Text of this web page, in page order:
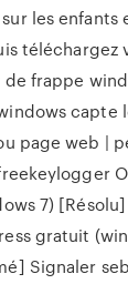
les enfants
téléchargez
frappe
capte
page web |
7)
gratuit
Signaler